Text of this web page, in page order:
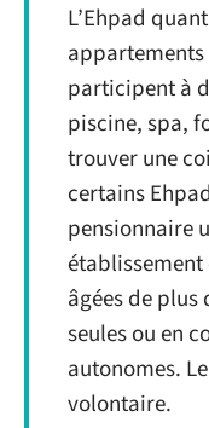
L’Ehpad
appartements
participent à
piscine, spa,
trouver une
certains
pensionnaire
établissement
âgées de plus
seules ou en
autonomes.
volontaire.